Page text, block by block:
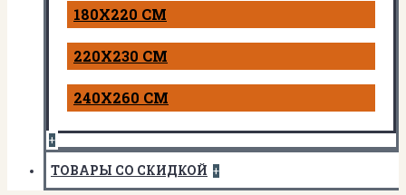
180Х220 СМ
220Х230 СМ
240Х260 СМ
+
ТОВАРЫ СО СКИДКОЙ +